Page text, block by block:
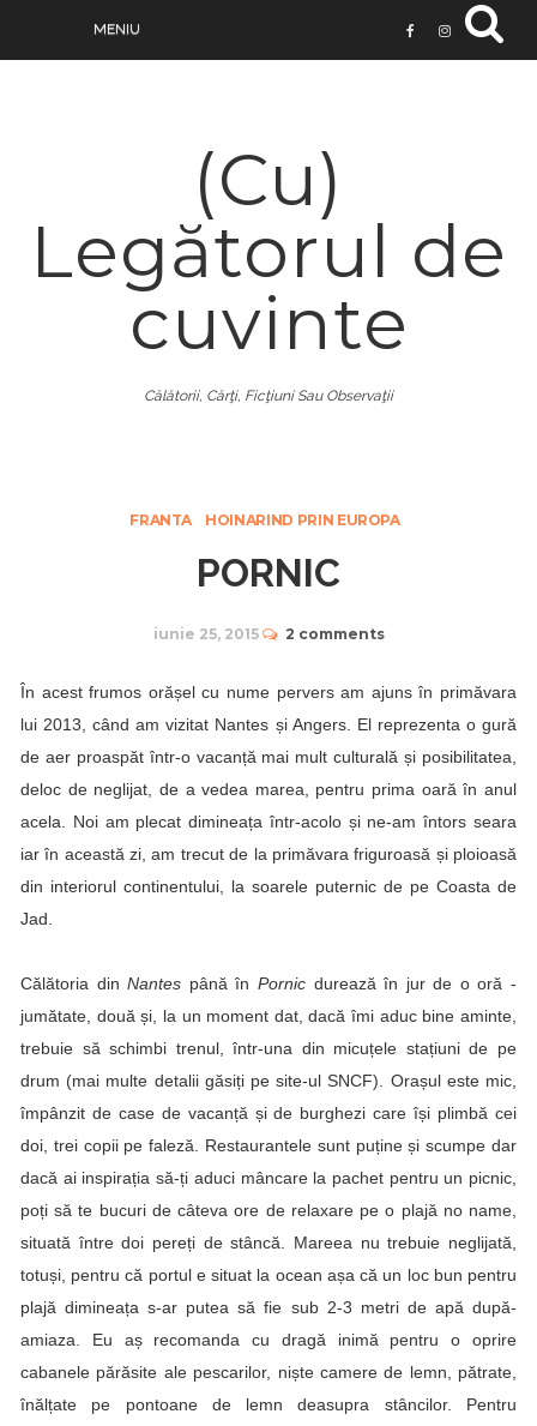
(Cu)
Legătorul de
cuvinte
Călătorii, Cărţi, Ficţiuni Sau Observaţii
FRANTA HOINARIND PRIN EUROPA
PORNIC
iunie 25, 2015 2 comments
În acest frumos orășel cu nume pervers am ajuns în primăvara
lui 2013, când am vizitat Nantes și Angers. El reprezenta o gură
de aer proaspăt într-o vacanță mai mult culturală și posibilitatea,
deloc de neglijat, de a vedea marea, pentru prima oară în anul
acela. Noi am plecat dimineața într-acolo și ne-am întors seara
iar în această zi, am trecut de la primăvara friguroasă și ploioasă
din interiorul continentului, la soarele puternic de pe Coasta de
Jad
Călătoria dinNantes până în Pornicdurează în jur de o oră -
jumătate, două și, la un moment dat, dacă îmi aduc bine aminte,
trebuie să schimbi trenul, într-una din micuțele stațiuni de pe
drum (mai multe detalii găsiți pe site-ulSNCF). Orașul este mic,
împânzit de case de vacanță și de burghezi care își plimbă cei
doi, trei copii pe faleză. Restaurantele sunt puține și scumpe dar
dacă ai inspirația să-ți aduci mâncare la pachet pentru un picnic,
poți să te bucuri de câteva ore de relaxare pe o plajă no name,
situată între doi pereți de stâncă. Mareea nu trebuie neglijată,
totuși, pentru că portul e situat la ocean așa că un loc bun pentru
plajă dimineața s-ar putea să fie sub 2-3 metri de apă după-
amiaza. Eu aș recomanda cu dragă inimă pentru o oprire
cabanele părăsite ale pescarilor, niște camere de lemn, pătrate,
înălțate pe pontoane de lemn deasupra stâncilor. Pentru